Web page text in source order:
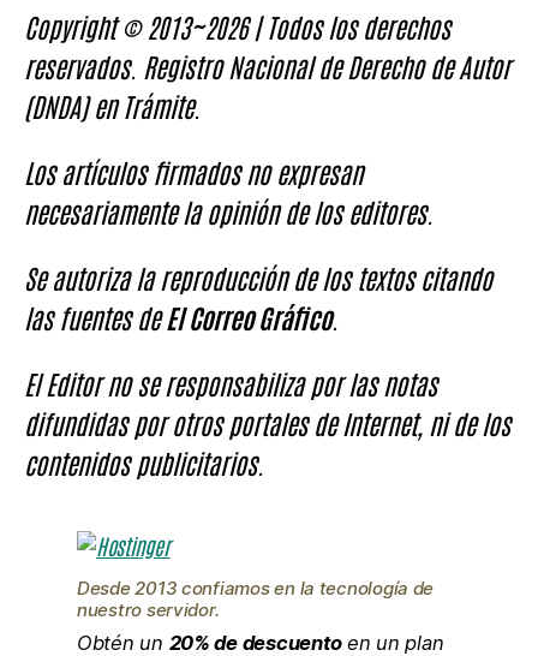
Copyright © 2013~2026 | Todos los derechos
reservados. Registro Nacional de Derecho de Autor
(DNDA) en Trámite.
Los artículos firmados no expresan
necesariamente la opinión de los editores.
Se autoriza la reproducción de los textos citando
las fuentes deEl Correo Gráfico.
El Editor no se responsabiliza por las notas
difundidas por otros portales de Internet, ni de los
contenidos publicitarios.
Desde 2013 confiamos en la tecnología de
nuestro servidor.
Obtén un 20% de descuentoen un plan